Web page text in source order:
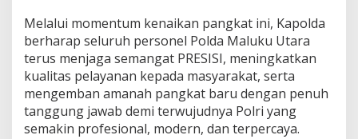
Melalui momentum kenaikan pangkat ini, Kapolda
berharap seluruh personel Polda Maluku Utara
terus menjaga semangat PRESISI, meningkatkan
kualitas pelayanan kepada masyarakat, serta
mengemban amanah pangkat baru dengan penuh
tanggung jawab demi terwujudnya Polri yang
semakin profesional, modern, dan terpercaya.